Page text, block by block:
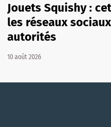
Jouets Squishy :
les réseaux
autorités
10 août 2026